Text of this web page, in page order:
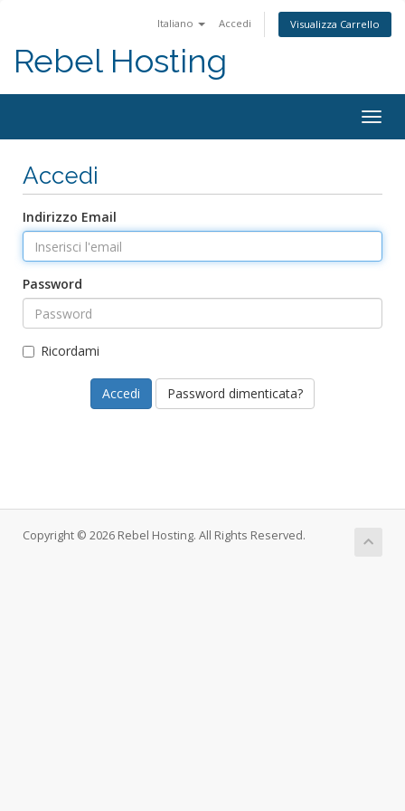
Italiano Accedi Visualizza Carrello
Rebel Hosting
Accedi
Indirizzo Email
Password
Ricordami
Password dimenticata?
Copyright © 2026 Rebel Hosting. All Rights Reserved.